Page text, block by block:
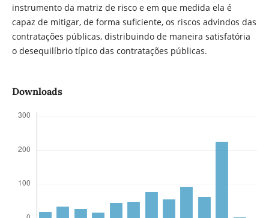
instrumento da matriz de risco e em que medida ela é
capaz de mitigar, de forma suficiente, os riscos advindos das
contratações públicas, distribuindo de maneira satisfatória
o desequilíbrio típico das contratações públicas.
Downloads